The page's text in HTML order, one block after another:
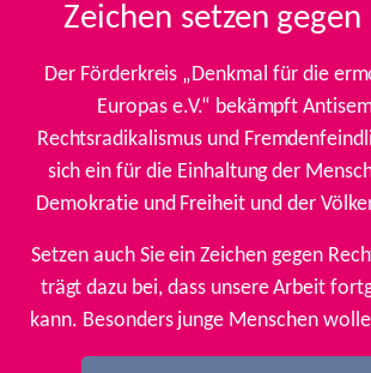
Zeichen setzen gegen
Der Förderkreis „Denkmal für die
Europas e.V.“ bekämpft
Rechtsradikalismus und
sich ein für die Einhaltung der
Demokratie und Freiheit und der
Setzen auch Sie ein Zeichen gegen
trägt dazu bei, dass unsere Arbeit
kann. Besonders junge Menschen